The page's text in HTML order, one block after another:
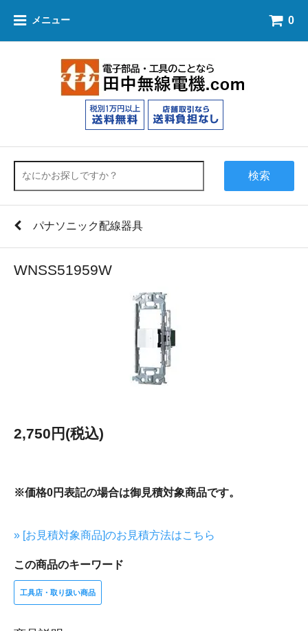
メニュー 0
検索
パナソニック配線器具
WNSS51959W
2,750円(税込)
※価格0円表記の場合は御見積対象商品です。
» [お見積対象商品]のお見積方法はこちら
この商品のキーワード
工具店・取り扱い商品